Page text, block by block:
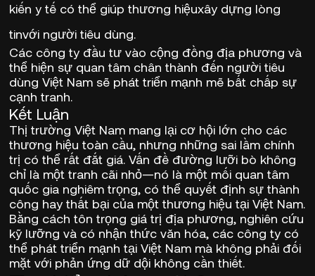
kiến y tế có thể giúp thương hiệuxây dựng lòng
tinvới người tiêu dùng.
Các công ty đầu tư vào cộng đồng địa phương và
thể hiện sự quan tâm chân thành đến người tiêu
dùng Việt Nam sẽ phát triển mạnh mẽ bất chấp sự
cạnh tranh.
Kết Luận
Thị trường Việt Nam mang lại cơ hội lớn cho các
thương hiệu toàn cầu, nhưng những sai lầm chính
trị có thể rất đắt giá. Vấn đề đường lưỡi bò không
chỉ là một tranh cãi nhỏ—nó là một mối quan tâm
quốc gia nghiêm trọng, có thể quyết định sự thành
công hay thất bại của một thương hiệu tại Việt Nam.
Bằng cáchtôn trọng giá trị địa phương, nghiên cứu
kỹ lưỡng và có nhận thức văn hóa, các công ty có
thể phát triển mạnh tại Việt Nam mà không phải đối
mặt với phản ứng dữ dội không cần thiết.